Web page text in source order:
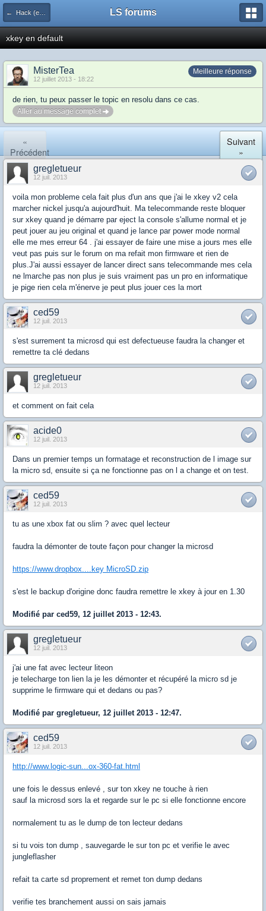
← Hack (exploits, homebrews...) LS forums
xkey en default
Meilleure réponse
MisterTea
12 juillet 2013 - 18:22
de rien, tu peux passer le topic en resolu dans ce cas.
Aller au message complet
«
Précédent
Suivant
»
gregletueur
12 juil. 2013
voila mon probleme cela fait plus d'un ans que j'ai le xkey v2 cela
marcher nickel jusqu'a aujourd'huit. Ma telecommande reste bloquer
sur xkey quand je démarre par eject la console s'allume normal et je
peut jouer au jeu original et quand je lance par power mode normal
elle me mes erreur 64 . j'ai essayer de faire une mise a jours mes elle
veut pas puis sur le forum on ma refait mon firmware et rien de
plus.J'ai aussi essayer de lancer direct sans telecommande mes cela
ne lmarche pas non plus je suis vraiment pas un pro en informatique
je pige rien cela m'énerve je peut plus jouer ces la mort
ced59
12 juil. 2013
s'est surrement ta microsd qui est defectueuse faudra la changer et
remettre ta clé dedans
gregletueur
12 juil. 2013
et comment on fait cela
acide0
12 juil. 2013
Dans un premier temps un formatage et reconstruction de l image sur
la micro sd, ensuite si ça ne fonctionne pas on l a change et on test.
ced59
12 juil. 2013
tu as une xbox fat ou slim ? avec quel lecteur
faudra la démonter de toute façon pour changer la microsd
https://www.dropbox....key MicroSD.zip
s'est le backup d'origine donc faudra remettre le xkey à jour en 1.30
Modifié par ced59, 12 juillet 2013 - 12:43.
gregletueur
12 juil. 2013
j'ai une fat avec lecteur liteon
je telecharge ton lien la je les démonter et récupéré la micro sd je
supprime le firmware qui et dedans ou pas?
Modifié par gregletueur, 12 juillet 2013 - 12:47.
ced59
12 juil. 2013
http://www.logic-sun...ox-360-fat.html
une fois le dessus enlevé , sur ton xkey ne touche à rien
sauf la microsd sors la et regarde sur le pc si elle fonctionne encore
normalement tu as le dump de ton lecteur dedans
si tu vois ton dump , sauvegarde le sur ton pc et verifie le avec
jungleflasher
refait ta carte sd proprement et remet ton dump dedans
verifie tes branchement aussi on sais jamais